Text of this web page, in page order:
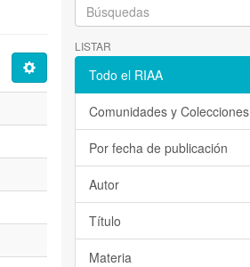
LISTAR
Todo el RIAA
Comunidades y Colecciones
Por fecha de publicación
Autor
Título
Materia